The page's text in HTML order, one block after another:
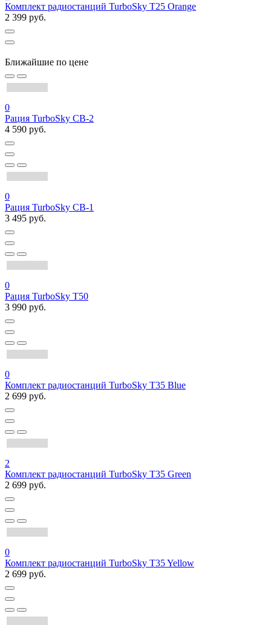
Комплект радиостанций TurboSky T25 Orange
2 399 руб.
Ближайшие по цене
0
Рация TurboSky CB-2
4 590 руб.
0
Рация TurboSky CB-1
3 495 руб.
0
Рация TurboSky T50
3 990 руб.
0
Комплект радиостанций TurboSky T35 Blue
2 699 руб.
2
Комплект радиостанций TurboSky T35 Green
2 699 руб.
0
Комплект радиостанций TurboSky T35 Yellow
2 699 руб.